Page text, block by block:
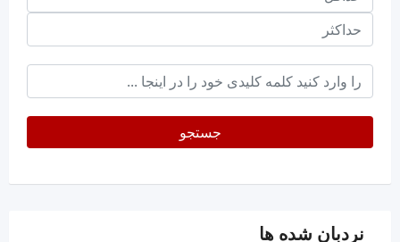
قیمت
حداکثر
keyword
جستجو
نردبان شده ها